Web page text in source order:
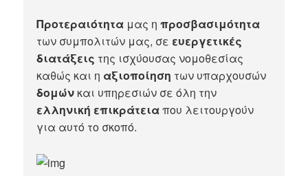
Προτεραιότητα μας ηπροσβασιμότητα
των συμπολιτών μας, σε ευεργετικές
διατάξεις της ισχύουσας νομοθεσίας
καθώς και η αξιοποίηση των υπαρχουσών
δομών και υπηρεσιών σε όλη την
ελληνική επικράτειαπου λειτουργούν
για αυτό το σκοπό.​